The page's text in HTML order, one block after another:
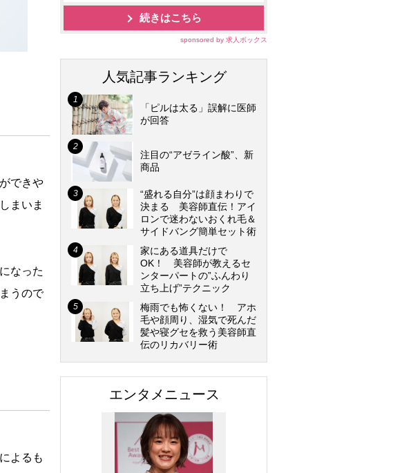
ができ
まいま
なった
うので
よるも
続きはこちら
sponsored by 求人ボックス
人気記事ランキング
「ピルは太る」誤解に医師
が回答
注目の“アゼライン酸”、新
商品
“盛れる自分”は顔まわりで
決まる 美容師直伝！アイ
ロンで迷わないおくれ毛＆
サイドバング簡単セット術
家にある道具だけで
OK！ 美容師が教えるセ
ンターパートの”ふんわり
立ち上げ”テクニック
梅雨でも怖くない！ アホ
毛や顔周り、湿気で死んだ
髪や寝グセを救う美容師直
伝のリカバリー術
エンタメニュース